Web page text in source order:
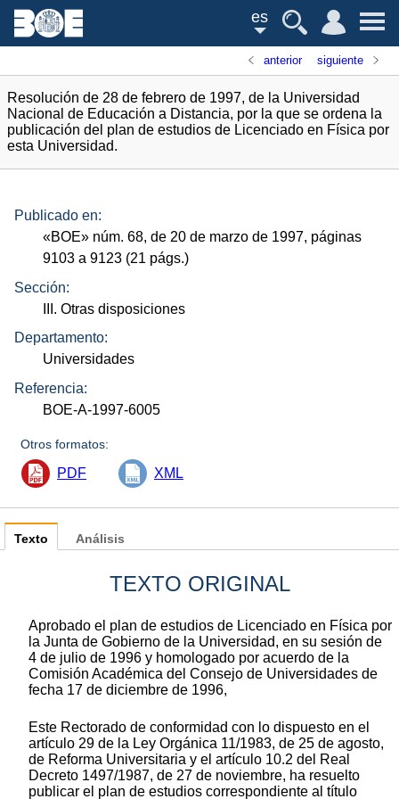
es
anterior siguiente
Resolución de 28 de febrero de 1997, de la Universidad
Nacional de Educación a Distancia, por la que se ordena la
publicación del plan de estudios de Licenciado en Física por
esta Universidad.
Publicado en:
«BOE» núm. 68, de 20 de marzo de 1997, páginas
9103 a 9123 (21 págs.)
Sección:
III. Otras disposiciones
Departamento:
Universidades
Referencia:
BOE-A-1997-6005
Otros formatos:
PDF XML
Texto
TEXTO ORIGINAL
Aprobado el plan de estudios de Licenciado en Física por
la Junta de Gobierno de la Universidad, en su sesión de
4 de julio de 1996 y homologado por acuerdo de la
Comisión Académica del Consejo de Universidades de
fecha 17 de diciembre de 1996,
Este Rectorado de conformidad con lo dispuesto en el
artículo 29 de la Ley Orgánica 11/1983, de 25 de agosto,
de Reforma Universitaria y el artículo 10.2 del Real
Decreto 1497/1987, de 27 de noviembre, ha resuelto
publicar el plan de estudios correspondiente al título
Análisis